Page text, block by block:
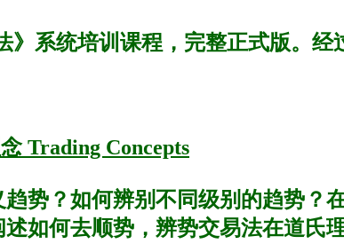
》系统培训课程，完整正式版。
Trading Concepts
势？如何辨别不同级别的趋势？
如何去顺势，辨势交易法在道氏